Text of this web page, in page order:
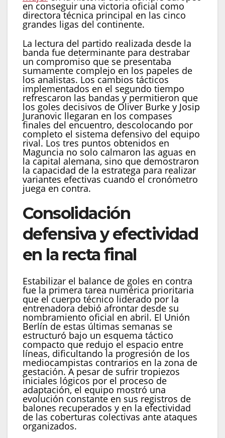
en conseguir una victoria oficial como
directora técnica principal en las cinco
grandes ligas del continente.
La lectura del partido realizada desde la
banda fue determinante para destrabar
un compromiso que se presentaba
sumamente complejo en los papeles de
los analistas. Los cambios tácticos
implementados en el segundo tiempo
refrescaron las bandas y permitieron que
los goles decisivos de Oliver Burke y Josip
Juranovic llegaran en los compases
finales del encuentro, descolocando por
completo el sistema defensivo del equipo
rival. Los tres puntos obtenidos en
Maguncia no solo calmaron las aguas en
la capital alemana, sino que demostraron
la capacidad de la estratega para realizar
variantes efectivas cuando el cronómetro
juega en contra.
Consolidación
defensiva y efectividad
en la recta final
Estabilizar el balance de goles en contra
fue la primera tarea numérica prioritaria
que el cuerpo técnico liderado por la
entrenadora debió afrontar desde su
nombramiento oficial en abril. El Unión
Berlín de estas últimas semanas se
estructuró bajo un esquema táctico
compacto que redujo el espacio entre
líneas, dificultando la progresión de los
mediocampistas contrarios en la zona de
gestación. A pesar de sufrir tropiezos
iniciales lógicos por el proceso de
adaptación, el equipo mostró una
evolución constante en sus registros de
balones recuperados y en la efectividad
de las coberturas colectivas ante ataques
organizados.